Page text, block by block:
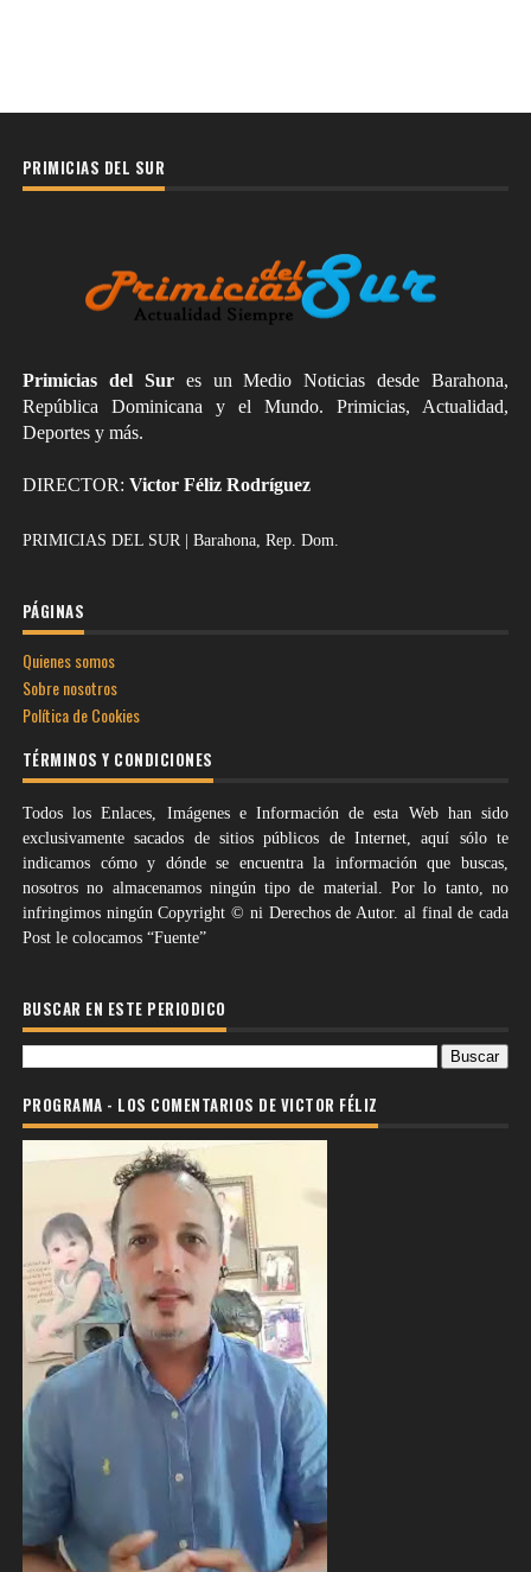
PRIMICIAS DEL SUR
Primicias del Sures un Medio Noticias desde Barahona,
República Dominicana y el Mundo. Primicias, Actualidad,
Deportes y más.
DIRECTOR: Victor Féliz Rodríguez
PRIMICIAS DEL SUR | Barahona, Rep. Dom.
PÁGINAS
Quienes somos
Sobre nosotros
Política de Cookies
TÉRMINOS Y CONDICIONES
Todos los Enlaces, Imágenes e Información de esta Web han sido
exclusivamente sacados de sitios públicos de Internet, aquí sólo te
indicamos cómo y dónde se encuentra la información que buscas,
nosotros no almacenamos ningún tipo de material. Por lo tanto, no
infringimos ningún Copyright © ni Derechos de Autor. al final de cada
Post le colocamos “Fuente”
BUSCAR EN ESTE PERIODICO
PROGRAMA - LOS COMENTARIOS DE VICTOR FÉLIZ